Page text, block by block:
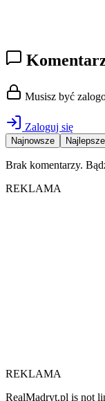
Musisz być
Zaloguj się
Najnowsze Najlepsze
Brak komentarzy.
REKLAMA
REKLAMA
RealMadryt.pl is not